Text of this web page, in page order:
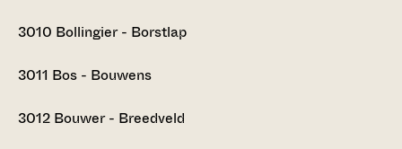
3010 Bollingier - Borstlap
3011 Bos - Bouwens
3012 Bouwer - Breedveld